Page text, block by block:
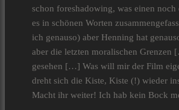
schon foreshadowing, was einen
es in schönen Worten
ich genauso) aber Henning hat
aber die letzten moralischen
gesehen […] Was will mir der Film
dreht sich die Kiste, Kiste (!) wieder
Macht ihr weiter! Ich hab kein Bock